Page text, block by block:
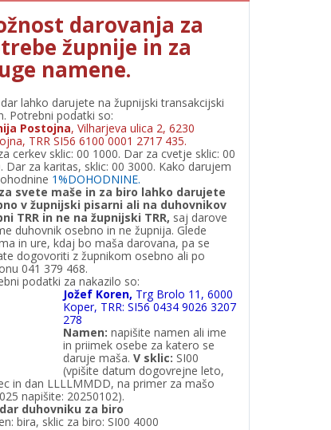
darovanja za
župnije in za
namene.
lahko darujete na župnijski transakcijski
Potrebni podatki so:
Postojna, Vilharjeva ulica 2, 6230
TRR SI56 6100 0001 2717 435.
cerkev sklic: 00 1000. Dar za cvetje sklic: 00
Dar za karitas, sklic: 00 3000. Kako darujem
1%DOHODNINE.
svete maše in za biro lahko darujete
v župnijski pisarni ali na duhovnikov
TRR in ne na župnijski TRR, saj darove
duhovnik osebno in ne župnija. Glede
in ure, kdaj bo maša darovana, pa se
dogovoriti z župnikom osebno ali po
041 379 468.
podatki za nakazilo so:
Jožef Koren, Trg Brolo 11, 6000
Koper, TRR: SI56 0434 9026 3207
278
Namen: napišite namen ali ime
in priimek osebe za katero se
daruje maša. V sklic: SI00
(vpišite datum dogovrejne leto,
in dan LLLLMMDD, na primer za mašo
napišite: 20250102).
duhovniku za biro
bira, sklic za biro: SI00 4000